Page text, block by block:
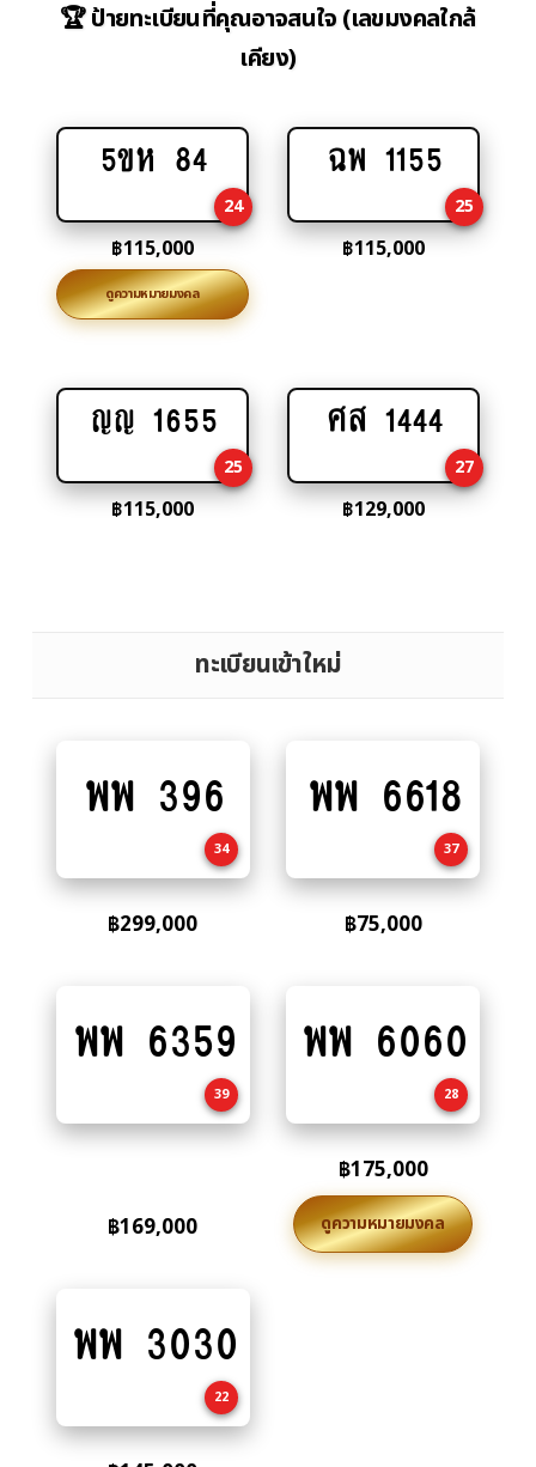
🏆 ป้ายทะเบียนที่คุณอาจสนใจ (เลขมงคลใกล้
เคียง)
Add
cart
5ขห 84
24
฿115,000
ดูความหมายมงคล
Add
cart
ฉพ 1155
25
฿115,000
Add
cart
ญญ 1655
25
฿115,000
Add
cart
ศส 1444
27
฿129,000
ทะเบียนเข้าใหม่
to
พพ 396
34
฿299,000
to
พพ 6618
37
฿75,000
to
พพ 6359
39
฿169,000
to
พพ 6060
28
฿175,000
ดูความหมายมงคล
to
พพ 3030
22